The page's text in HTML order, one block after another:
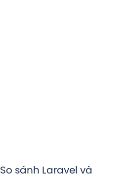
So sánh Laravel và